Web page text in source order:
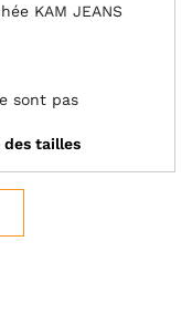
KAM JEANS
sont pas
tailles